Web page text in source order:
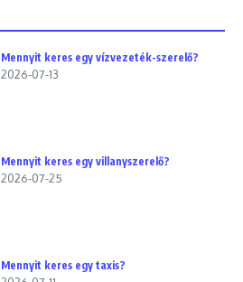
Mennyit keres egy vízvezeték-szerelő?
2026-07-13
Mennyit keres egy villanyszerelő?
2026-07-25
Mennyit keres egy taxis?